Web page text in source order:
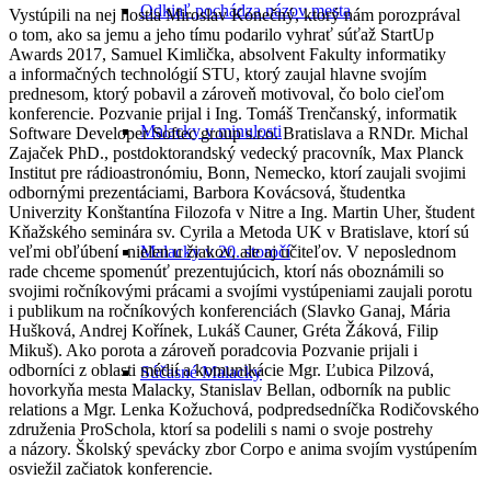
Odkiaľ pochádza názov mesta
Malacky v minulosti
Malacky v 20. storočí
Súčasné Malacky
Vystúpili na nej hostia Miroslav Konečný, ktorý nám porozprával
o tom, ako sa jemu a jeho tímu podarilo vyhrať súťaž StartUp
Awards 2017, Samuel Kimlička, absolvent Fakulty informatiky
a informačných technológií STU, ktorý zaujal hlavne svojím
prednesom, ktorý pobavil a zároveň motivoval, čo bolo cieľom
konferencie. Pozvanie prijal i Ing. Tomáš Trenčanský, informatik
Software Developer Softec group s.r.o. Bratislava a RNDr. Michal
Zajaček PhD., postdoktorandský vedecký pracovník, Max Planck
Institut pre rádioastronómiu, Bonn, Nemecko, ktorí zaujali svojimi
odbornými prezentáciami, Barbora Kovácsová, študentka
Univerzity Konštantína Filozofa v Nitre a Ing. Martin Uher, študent
Kňažského seminára sv. Cyrila a Metoda UK v Bratislave, ktorí sú
veľmi obľúbení nielen u žiakov, ale aj učiteľov. V neposlednom
rade chceme spomenúť prezentujúcich, ktorí nás oboznámili so
svojimi ročníkovými prácami a svojími vystúpeniami zaujali porotu
i publikum na ročníkových konferenciách (Slavko Ganaj, Mária
Hušková, Andrej Kořínek, Lukáš Cauner, Gréta Žáková, Filip
Mikuš). Ako porota a zároveň poradcovia Pozvanie prijali i
odborníci z oblasti médií a komunikácie Mgr. Ľubica Pilzová,
hovorkyňa mesta Malacky, Stanislav Bellan, odborník na public
relations a Mgr. Lenka Kožuchová, podpredsedníčka Rodičovského
združenia ProSchola, ktorí sa podelili s nami o svoje postrehy
a názory. Školský spevácky zbor Corpo e anima svojím vystúpením
osviežil začiatok konferencie.